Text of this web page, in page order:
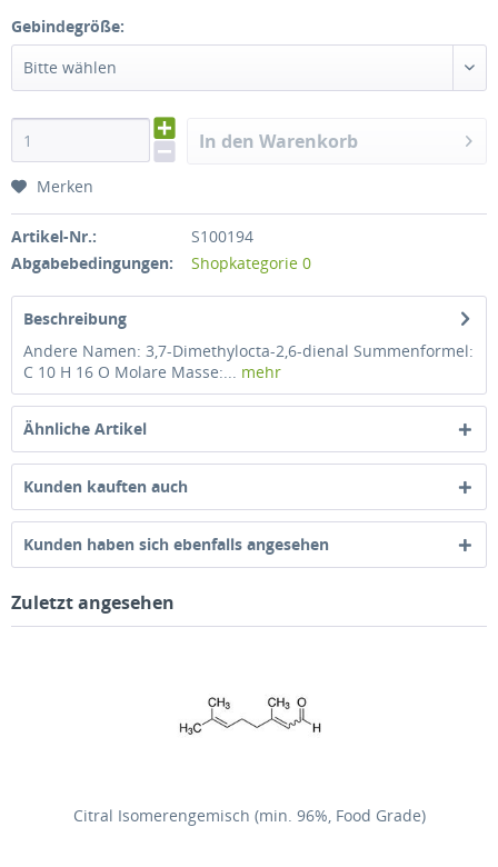
Gebindegröße:
Bitte wählen
In den Warenkorb
Merken
Artikel-Nr.:
S100194
Abgabebedingungen:
Shopkategorie 0
Beschreibung
Andere Namen: 3,7-Dimethylocta-2,6-dienal Summenformel:
C 10 H 16 O Molare Masse:... mehr
Ähnliche Artikel
Kunden kauften auch
Kunden haben sich ebenfalls angesehen
Zuletzt angesehen
Citral Isomerengemisch (min. 96%, Food Grade)